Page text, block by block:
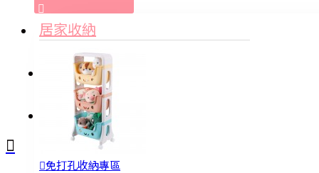
居家收納
免打孔收納專區
登入